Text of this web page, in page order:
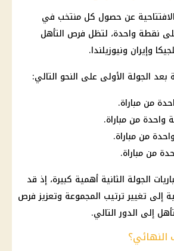
عن حصول كل منتخب في
نقطة واحدة، لتظل فرص التأهل
وإيران ونيوزيلندا.
الجولة الأولى على النحو التالي:
من مباراة.
واحدة من مباراة.
من مباراة.
من مباراة.
الجولة الثانية أهمية كبيرة، إذ قد
إلى تغيير ترتيب المجموعة وتعزيز فرص
إلى الدور التالي.